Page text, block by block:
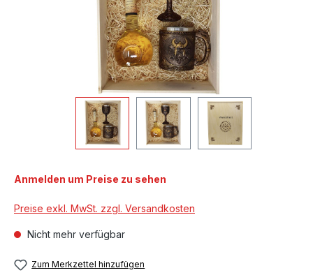
Anmelden um Preise zu sehen
Preise exkl. MwSt. zzgl. Versandkosten
Nicht mehr verfügbar
Zum Merkzettel hinzufügen